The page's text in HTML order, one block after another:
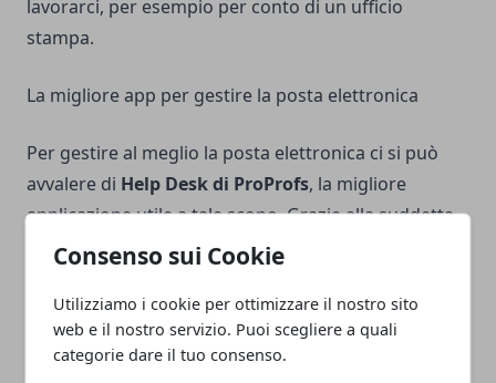
Consenso sui Cookie
Utilizziamo i cookie per ottimizzare il nostro sito
web e il nostro servizio. Puoi scegliere a quali
categorie dare il tuo consenso.
lavorarci, per esempio per conto di un ufficio
stampa.
La migliore app per gestire la posta elettronica
Per gestire al meglio la posta elettronica ci si può
avvalere di Help Desk di ProProfs, la migliore
applicazione utile a tale scopo. Grazie alla suddetta
app, si possono inserire dei filtri e-mail, e vi è
automaticiper sfoltire le e-mail in arrivo.
D’altronde, si sta facendo riferimento ad un
programma pienamente professionale.